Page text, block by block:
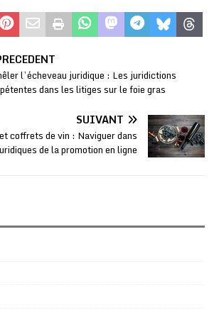
l’écheveau juridique : Les juridictions
dans les litiges sur le foie gras
SUIVANT
coffrets de vin : Naviguer dans
de la promotion en ligne